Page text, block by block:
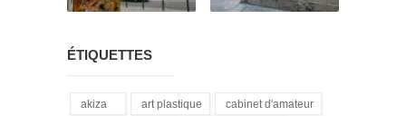
ÉTIQUETTES
akiza
art plastique
cabinet d'amateur